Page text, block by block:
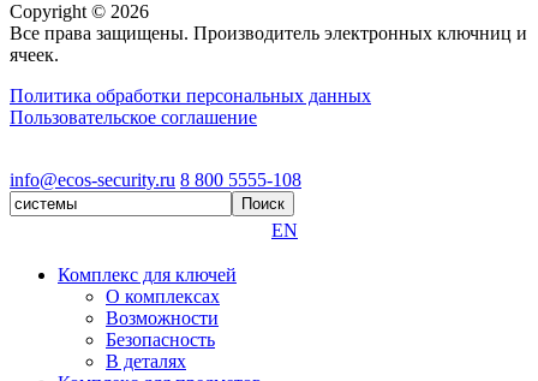
Copyright © 2026
Все права защищены. Производитель электронных ключниц и
ячеек.
Политика обработки персональных данных
Пользовательское соглашение
info@ecos-security.ru 8 800 5555-108
EN
Комплекс для ключей
О комплексах
Возможности
Безопасность
В деталях